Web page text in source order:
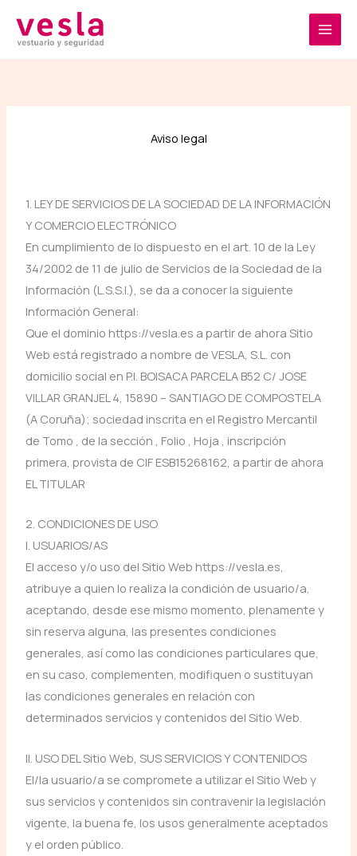
Aviso legal
1. LEY DE SERVICIOS DE LA SOCIEDAD DE LA INFORMACIÓN
Y COMERCIO ELECTRÓNICO
En cumplimiento de lo dispuesto en el art. 10 de la Ley
34/2002 de 11 de julio de Servicios de la Sociedad de la
Información (L.S.S.I.), se da a conocer la siguiente
Información General:
Que el dominio https://vesla.es a partir de ahora Sitio
Web está registrado a nombre de VESLA, S.L. con
domicilio social en P.I. BOISACA PARCELA B52 C/ JOSE
VILLAR GRANJEL 4, 15890 – SANTIAGO DE COMPOSTELA
(A Coruña); sociedad inscrita en el Registro Mercantil
de Tomo , de la sección , Folio , Hoja , inscripción
primera, provista de CIF ESB15268162, a partir de ahora
EL TITULAR
2. CONDICIONES DE USO
I. USUARIOS/AS
El acceso y/o uso del Sitio Web https://vesla.es,
atribuye a quien lo realiza la condición de usuario/a,
aceptando, desde ese mismo momento, plenamente y
sin reserva alguna, las presentes condiciones
generales, así como las condiciones particulares que,
en su caso, complementen, modifiquen o sustituyan
las condiciones generales en relación con
determinados servicios y contenidos del Sitio Web.
II. USO DEL Sitio Web, SUS SERVICIOS Y CONTENIDOS
El/la usuario/a se compromete a utilizar el Sitio Web y
sus servicios y contenidos sin contravenir la legislación
vigente, la buena fe, los usos generalmente aceptados
y el orden público.